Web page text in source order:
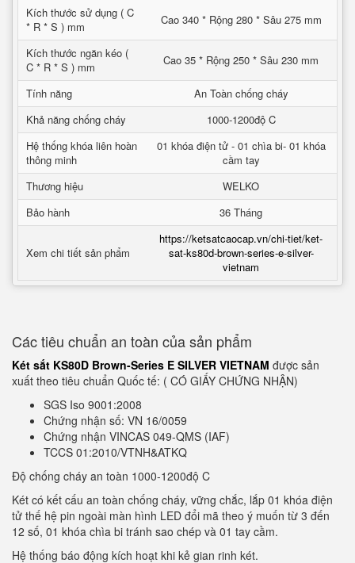
Kích thước sử dụng ( C
* R * S ) mm
Cao 340 * Rộng 280 * Sâu 275 mm
Kích thước ngăn kéo (
C * R * S ) mm
Cao 35 * Rộng 250 * Sâu 230 mm
Tính năng
An Toàn chống cháy
Khả năng chống cháy
1000-1200độ C
Hệ thống khóa liên hoàn
thông minh
01 khóa điện tử - 01 chìa bi- 01 khóa
cầm tay
Thương hiệu
WELKO
Bảo hành
36 Tháng
Xem chi tiết sản phẩm
https://ketsatcaocap.vn/chi-tiet/ket-
sat-ks80d-brown-series-e-silver-
vietnam
Các tiêu chuẩn an toàn của sản phẩm
Két sắt KS80D Brown-Series E SILVER VIETNAM được sản
xuất theo tiêu chuẩn Quốc tế: ( CÓ GIẤY CHỨNG NHẬN)
SGS Iso 9001:2008
Chứng nhận số: VN 16/0059
Chứng nhận VINCAS 049-QMS (IAF)
TCCS 01:2010/VTNH&ATKQ
Độ chống cháy an toàn 1000-1200độ C
Két có kết cấu an toàn chống cháy, vững chắc, lắp 01 khóa điện
tử thế hệ pin ngoài màn hình LED đổi mã theo ý muốn từ 3 đến
12 số, 01 khóa chìa bi tránh sao chép và 01 tay cầm.
Hệ thống báo động kích hoạt khi kẻ gian rinh két.